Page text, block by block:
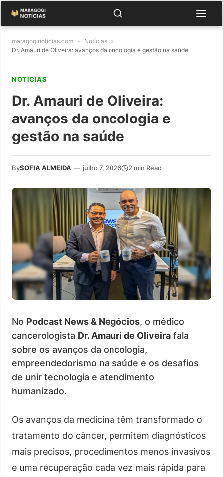
maragoginoticias.com » Notícias »
Dr. Amauri de Oliveira: avanços da oncologia e gestão na saúde
NOTíCIAS
Dr. Amauri de Oliveira:
avanços da oncologia e
gestão na saúde
BySOFIA ALMEIDA — julho 7, 2026 2 min Read
No Podcast News & Negócios, o médico
cancerologista Dr. Amauri de Oliveira fala
sobre os avanços da oncologia,
empreendedorismo na saúde e os desafios
de unir tecnologia e atendimento
humanizado.
Os avanços da medicina têm transformado o
tratamento do câncer, permitem diagnósticos
mais precisos, procedimentos menos invasivos
e uma recuperação cada vez mais rápida para